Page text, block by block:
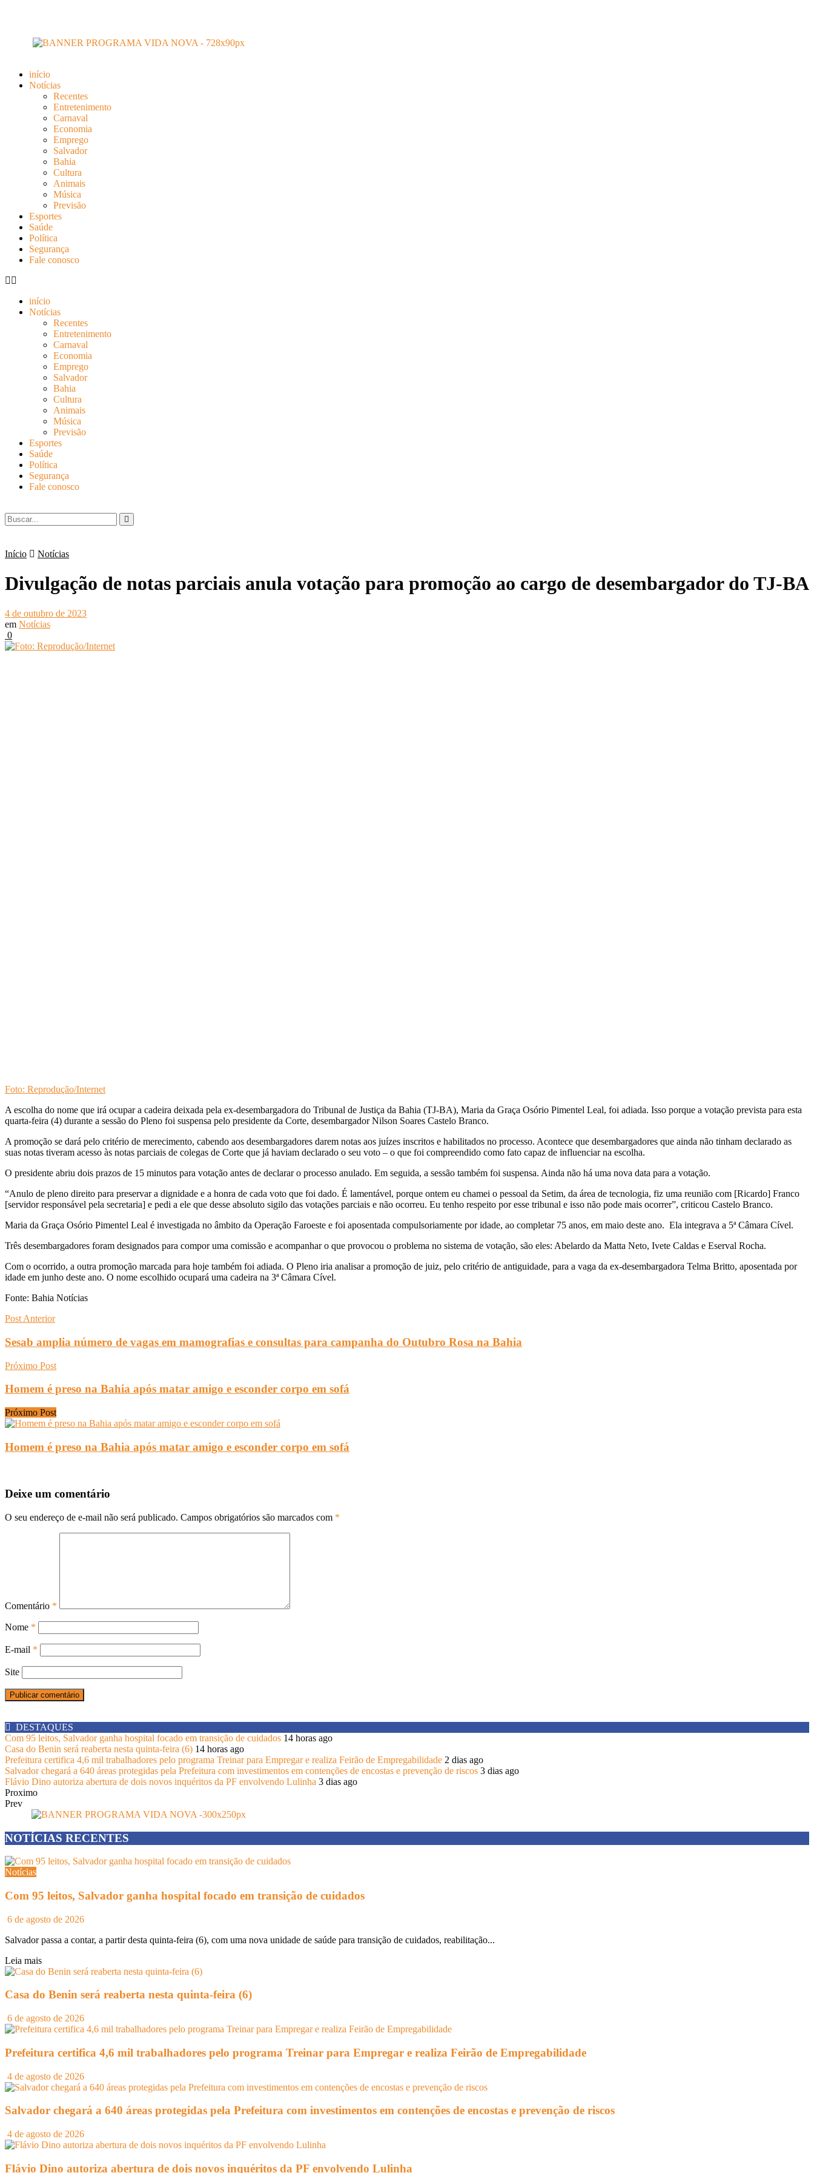
início
Notícias
Recentes
Entretenimento
Carnaval
Economia
Emprego
Salvador
Bahia
Cultura
Animais
Música
Previsão
Esportes
Saúde
Política
Segurança
Fale conosco
início
Notícias
Recentes
Entretenimento
Carnaval
Economia
Emprego
Salvador
Bahia
Cultura
Animais
Música
Previsão
Esportes
Saúde
Política
Segurança
Fale conosco
Início Notícias
Divulgação de notas parciais anula votação para promoção ao cargo de desembargador do TJ-BA
4 de outubro de 2023
em Notícias
0
Foto: Reprodução/Internet
A escolha do nome que irá ocupar a cadeira deixada pela ex-desembargadora do Tribunal de Justiça da Bahia (TJ-BA), Maria da Graça Osório Pimentel Leal, foi adiada. Isso porque a votação prevista para esta
quarta-feira (4) durante a sessão do Pleno foi suspensa pelo presidente da Corte, desembargador Nilson Soares Castelo Branco.
A promoção se dará pelo critério de merecimento, cabendo aos desembargadores darem notas aos juízes inscritos e habilitados no processo. Acontece que desembargadores que ainda não tinham declarado as
suas notas tiveram acesso às notas parciais de colegas de Corte que já haviam declarado o seu voto – o que foi compreendido como fato capaz de influenciar na escolha.
O presidente abriu dois prazos de 15 minutos para votação antes de declarar o processo anulado. Em seguida, a sessão também foi suspensa. Ainda não há uma nova data para a votação.
“Anulo de pleno direito para preservar a dignidade e a honra de cada voto que foi dado. É lamentável, porque ontem eu chamei o pessoal da Setim, da área de tecnologia, fiz uma reunião com [Ricardo] Franco
[servidor responsável pela secretaria] e pedi a ele que desse absoluto sigilo das votações parciais e não ocorreu. Eu tenho respeito por esse tribunal e isso não pode mais ocorrer”, criticou Castelo Branco.
Maria da Graça Osório Pimentel Leal é investigada no âmbito da Operação Faroeste e foi aposentada compulsoriamente por idade, ao completar 75 anos, em maio deste ano. Ela integrava a 5ª Câmara Cível.
Três desembargadores foram designados para compor uma comissão e acompanhar o que provocou o problema no sistema de votação, são eles: Abelardo da Matta Neto, Ivete Caldas e Eserval Rocha.
Com o ocorrido, a outra promoção marcada para hoje também foi adiada. O Pleno iria analisar a promoção de juiz, pelo critério de antiguidade, para a vaga da ex-desembargadora Telma Britto, aposentada por
idade em junho deste ano. O nome escolhido ocupará uma cadeira na 3ª Câmara Cível.
Fonte: Bahia Notícias
Post Anterior
Sesab amplia número de vagas em mamografias e consultas para campanha do Outubro Rosa na Bahia
Próximo Post
Homem é preso na Bahia após matar amigo e esconder corpo em sofá
Próximo Post
Homem é preso na Bahia após matar amigo e esconder corpo em sofá
Deixe um comentário
O seu endereço de e-mail não será publicado. Campos obrigatórios são marcados com *
Comentário *
Nome *
E-mail *
Site
DESTAQUES
Com 95 leitos, Salvador ganha hospital focado em transição de cuidados 14 horas ago
Casa do Benin será reaberta nesta quinta-feira (6) 14 horas ago
Prefeitura certifica 4,6 mil trabalhadores pelo programa Treinar para Empregar e realiza Feirão de Empregabilidade 2 dias ago
Salvador chegará a 640 áreas protegidas pela Prefeitura com investimentos em contenções de encostas e prevenção de riscos 3 dias ago
Flávio Dino autoriza abertura de dois novos inquéritos da PF envolvendo Lulinha 3 dias ago
Proximo
Prev
NOTÍCIAS RECENTES
Notícias
Com 95 leitos, Salvador ganha hospital focado em transição de cuidados
6 de agosto de 2026
Salvador passa a contar, a partir desta quinta-feira (6), com uma nova unidade de saúde para transição de cuidados, reabilitação...
Leia mais
Casa do Benin será reaberta nesta quinta-feira (6)
6 de agosto de 2026
Prefeitura certifica 4,6 mil trabalhadores pelo programa Treinar para Empregar e realiza Feirão de Empregabilidade
4 de agosto de 2026
Salvador chegará a 640 áreas protegidas pela Prefeitura com investimentos em contenções de encostas e prevenção de riscos
4 de agosto de 2026
Flávio Dino autoriza abertura de dois novos inquéritos da PF envolvendo Lulinha